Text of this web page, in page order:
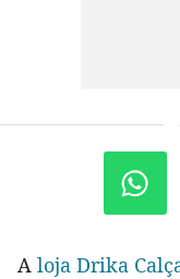
A loja Drika